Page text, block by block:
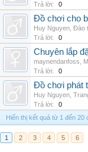
Trả lời:
0
Đồ chơi cho
Huy Nguyen Đào
Trả lời:
0
Chuyên lắp
maynendanfoss
Trả lời:
0
Đồ chơi phát
Huy Nguyen
Trả lời:
0
Hiển thị kết quả từ 1 đến 20
1 2 3 4 5 6